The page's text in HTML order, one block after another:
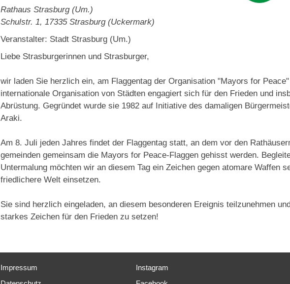
Rathaus Strasburg (Um.)
Schulstr. 1, 17335 Strasburg (Uckermark)
Veranstalter: Stadt Strasburg (Um.)
Liebe Strasburgerinnen und Strasburger,
wir laden Sie herzlich ein, am Flaggentag der Organisation "Mayors for
internationale Organisation von Städten engagiert sich für den Frieden und
Abrüstung. Gegründet wurde sie 1982 auf Initiative des damaligen
Araki.
Am 8. Juli jeden Jahres findet der Flaggentag statt, an dem vor den
gemeinden gemeinsam die Mayors for Peace-Flaggen gehisst werden.
Untermalung möchten wir an diesem Tag ein Zeichen gegen atomare Waffen
friedlichere Welt einsetzen.
Sie sind herzlich eingeladen, an diesem besonderen Ereignis teilzunehmen
starkes Zeichen für den Frieden zu setzen!
Impressum
Instagram